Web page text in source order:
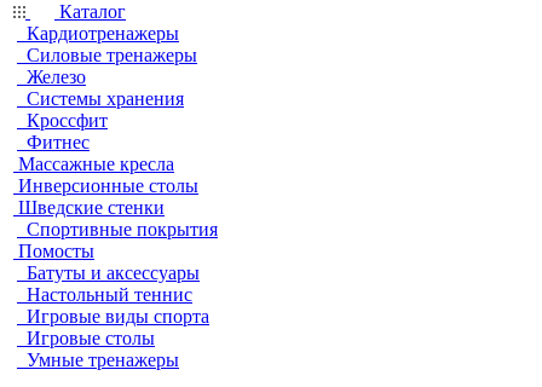
Каталог
Кардиотренажеры
Силовые тренажеры
Железо
Системы хранения
Кроссфит
Фитнес
Массажные кресла
Инверсионные столы
Шведские стенки
Спортивные покрытия
Помосты
Батуты и аксессуары
Настольный теннис
Игровые виды спорта
Игровые столы
Умные тренажеры